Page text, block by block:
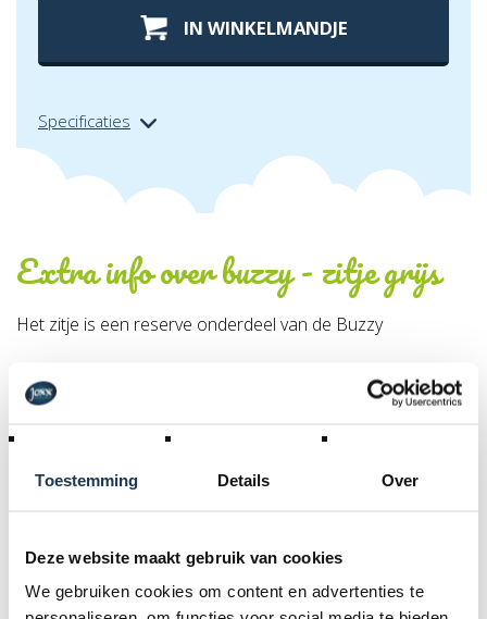
Toestemming Details Over
Deze website maakt gebruik van cookies
We gebruiken cookies om content en advertenties te
IN WINKELMANDJE
Specificaties
Extra info overbuzzy - zitje grijs
Het zitje is een reserve onderdeel van de Buzzy
Specificaties
Zwart
Product Code :
56.67.10.03